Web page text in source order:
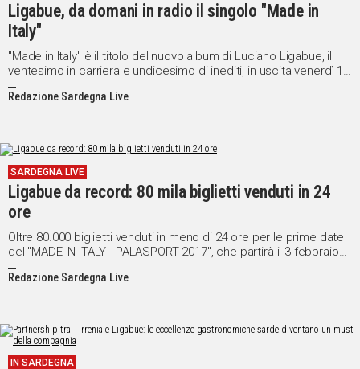
Ligabue, da domani in radio il singolo "Made in
Italy"
"Made in Italy" è il titolo del nuovo album di Luciano Ligabue, il
ventesimo in carriera e undicesimo di inediti, in uscita venerdì 18
e già in pre-order su ITunes.
Redazione Sardegna Live
SARDEGNA LIVE
Ligabue da record: 80 mila biglietti venduti in 24
ore
Oltre 80.000 biglietti venduti in meno di 24 ore per le prime date
del "MADE IN ITALY - PALASPORT 2017", che partirà il 3 febbraio
da Roma, in cui Luciano Ligabue presenterà live i brani contenuti
nell`attesissimo disco di inediti "MADE IN ITALY", in uscita il 18
Redazione Sardegna Live
IN SARDEGNA